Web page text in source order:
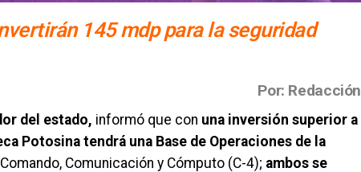
145 mdp para la seguridad
Por: Redacción
del estado, informó que con una inversión superior a
Potosina tendrá una Base de Operaciones de la
Comunicación y Cómputo (C-4); ambos se